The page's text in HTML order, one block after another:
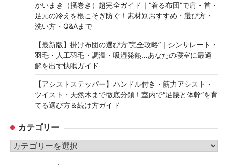
かいまき（掻巻き）超完全ガイド｜“着る布団”で肩・首・
足元の冷えを根こそぎ防ぐ！素材別おすすめ・選び方・
洗い方・Q&Aまで
【最新版】掛け布団の選び方“完全攻略”｜シンサレート・
羽毛・人工羽毛・調温・吸湿発熱…あなたの寝室に最適
解を出す快眠ガイド
【アシストステッパー】ハンドル付き・筋力アシスト・
ツイスト・天然木まで徹底分類！室内で“足腰と体幹”を育
てる選び方＆続け方ガイド
カテゴリー
カ